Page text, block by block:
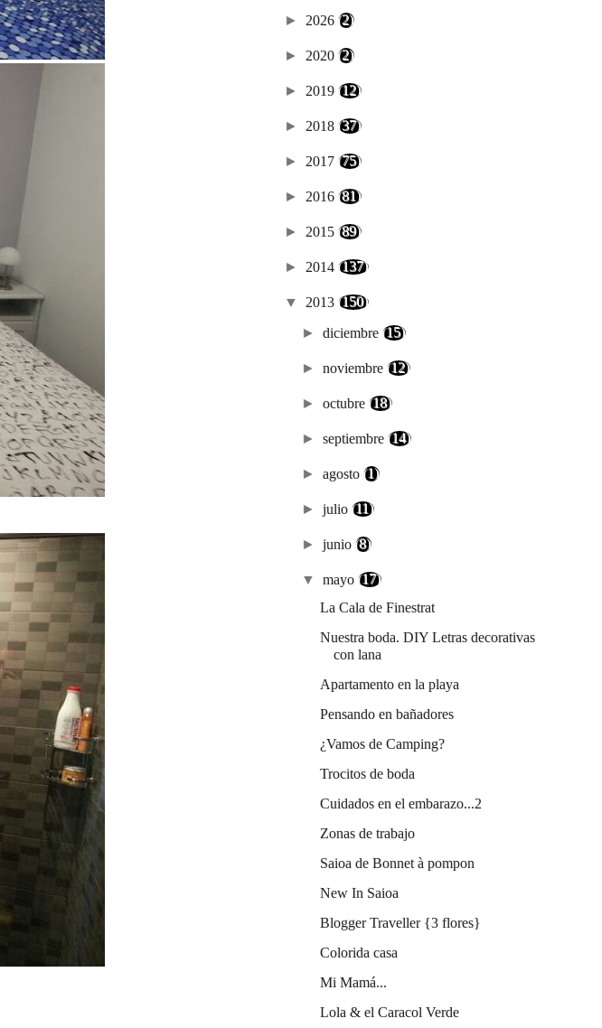
► 2026 (2)
► 2020 (2)
► 2019 (12)
► 2018 (37)
► 2017 (75)
► 2016 (81)
► 2015 (89)
► 2014 (137)
▼ 2013 (150)
►diciembre (15)
►noviembre (12)
►octubre (18)
►septiembre (14)
►agosto(1)
►julio(11)
►junio(8)
▼mayo (17)
La Cala de Finestrat
Nuestra boda. DIY Letras decorativas
con lana
Apartamento en la playa
Pensando en bañadores
¿Vamos de Camping?
Trocitos de boda
Cuidados en el embarazo...2
Zonas de trabajo
Saioa de Bonnet à pompon
New In Saioa
Blogger Traveller {3 flores}
Colorida casa
Mi Mamá...
Lola & el Caracol Verde